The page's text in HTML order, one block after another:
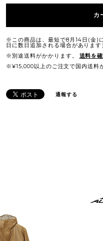
カ
※この商品は、最短で8月14日(金)
日に数日追加される場合があります
※別途送料がかかります。
送料を
※¥15,000以上のご注文で国内送料
通報する